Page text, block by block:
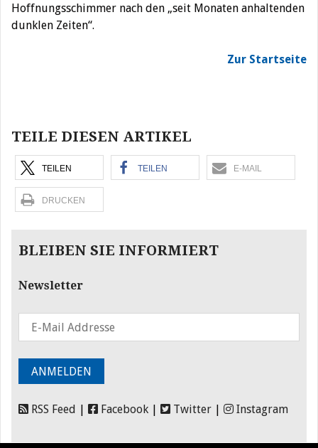
Hoffnungsschimmer nach den „seit Monaten anhaltenden
dunklen Zeiten“.
Zur Startseite
TEILE DIESEN ARTIKEL
TEILEN TEILEN E-MAIL
DRUCKEN
BLEIBEN SIE INFORMIERT
Newsletter
RSS Feed Facebook Twitter Instagram